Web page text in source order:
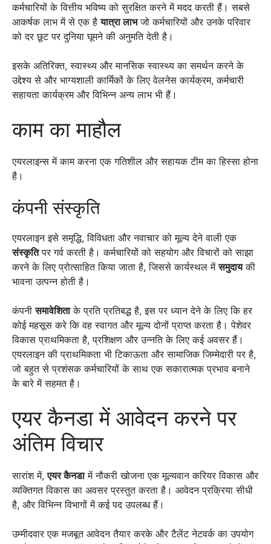
कर्मचारियों के वित्तीय भविष्य को सुरक्षित करने में मदद करती हैं। सबसे
आकर्षक लाभ में से एक हैयात्रा लाभजो कर्मचारियों और उनके परिवार
को दर छूट पर दुनिया घूमने की अनुमति देती है।
इसके अतिरिक्त, स्वास्थ्य और मानसिक स्वास्थ्य का समर्थन करने के
उद्देश्य से और भाग्यशाली कार्मिकों के लिए वेलनेस कार्यक्रम, कर्मचारी
सहायता कार्यक्रम और विभिन्न अन्य लाभ भी हैं।
काम का माहौल
एयरलाइन्स में काम करना एक गतिशील और सहायक टीम का हिस्सा होना
है।
कंपनी संस्कृति
एयरलाइन इसे समृद्धि, विविधता और नवाचार को मूल्य देने वाली एक
संस्कृतिपर गर्व करती है। कर्मचारियों को सहयोग और विचारों को साझा
करने के लिए प्रोत्साहित किया जाता है, जिससे कार्यस्थल मेंसमुदायकी
भावना उत्पन्न होती है।
कंपनीसमावेशिताके प्रति प्रतिबद्ध है, इस पर ध्यान देने के लिए कि हर
कोई महसूस करे कि वह स्वागत और मूल्य दोनों प्राप्त करता है। पेशेवर
विकास प्राथमिकता है, प्रशिक्षण और उन्नति के लिए कई अवसर हैं।
एयरलाइन की प्राथमिकता भी टिकाऊता और सामाजिक जिम्मेदारी पर है,
जो बहुत से प्रशंसक कर्मचारियों के साथ एक सकारात्मक प्रभाव बनाने
के बारे में सहमत है।
एयर कैनडा में आवेदन करने पर
अंतिम विचार
सारांश में,एयर कैनडामें नौकरी खोजना एक मूल्यवान करियर विकास और
व्यक्तिगत विकास का अवसर प्रस्तुत करता है। आवेदन प्रक्रिया सीधी
है, और विभिन्न विभागों में कई पद उपलब्ध हैं।
उम्मीदवार एक मजबूत आवेदन तैयार करके और टैलेंट नेटवर्क का उपयोग